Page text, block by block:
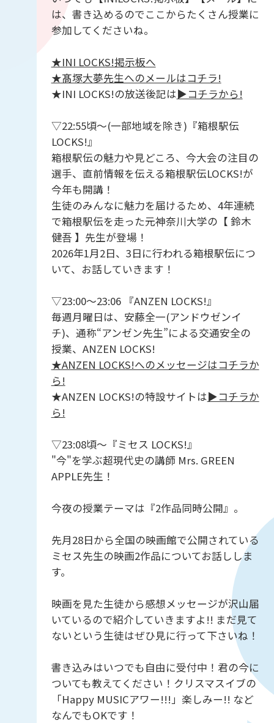
は、書き込めるのでここからたくさん授業に
参加してくださいね。
★INI LOCKS!掲示板へ
★髙塚大夢先生へのメールはコチラ!
★INI LOCKS!の放送後記は▶︎コチラから!
▽22:55頃～(一部地域を除き)『箱根駅伝
LOCKS!』
箱根駅伝の魅力や見どころ、今大会の注目の
選手、直前情報を伝える箱根駅伝LOCKS!が
今年も開講！
生徒のみんなに魅力を届けるため、4年連続
で箱根駅伝を走った元神奈川大学の【 鈴木
健吾 】先生が登場！
2026年1月2日、3日に行われる箱根駅伝につ
いて、お話していきます！
▽23:00〜23:06 『ANZEN LOCKS!』
毎週月曜日は、安藤全一(アンドウゼンイ
チ)、通称“アンゼン先生”による交通安全の
授業、ANZEN LOCKS!
★ANZEN LOCKS!へのメッセージはコチラか
ら!
★ANZEN LOCKS!の特設サイトは▶︎コチラか
ら!
▽23:08頃～『ミセス LOCKS!』
"今"を学ぶ超現代史の講師 Mrs. GREEN
APPLE先生！
今夜の授業テーマは『2作品同時公開』。
先月28日から全国の映画館で公開されている
ミセス先生の映画2作品についてお話ししま
す。
映画を見た生徒から感想メッセージが沢山届
いているので紹介していきますよ!! まだ見て
ないという生徒はぜひ見に行って下さいね！
書き込みはいつでも自由に受付中！君の今に
ついても教えてください！クリスマスイブの
「Happy MUSICアワー!!!」楽しみー!! など
なんでもOKです！